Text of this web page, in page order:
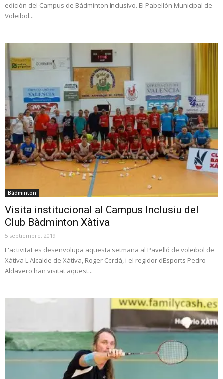
edición del Campus de Bádminton Inclusivo. El Pabellón Municipal de
Voleibol...
Bádminton
Visita institucional al Campus Inclusiu del
Club Bàdminton Xàtiva
5 septiembre, 2019
L'activitat es desenvolupa aquesta setmana al Pavelló de voleibol de
Xàtiva L'Alcalde de Xàtiva, Roger Cerdà, i el regidor dEsports Pedro
Aldavero han visitat aquest...